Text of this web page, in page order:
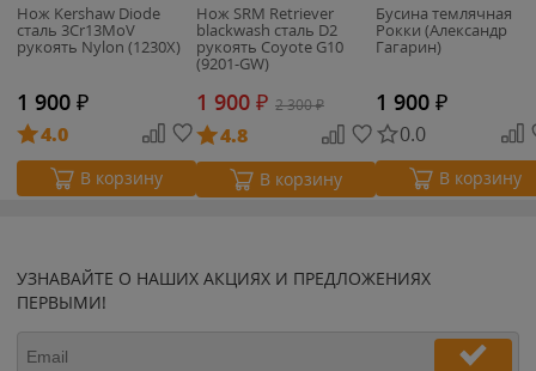
Нож Kershaw Diode
сталь 3Cr13MoV
рукоять Nylon (1230X)
1 900 ₽
4.0
В корзину
Нож SRM Retriever
blackwash сталь D2
рукоять Coyote G10
(9201-GW)
1 900 ₽ 2 300₽
4.8
В корзину
Бусина темлячная
Рокки (Александр
Гагарин)
1 900 ₽
0.0
В корзину
УЗНАВАЙТЕ О НАШИХ АКЦИЯХ И ПРЕДЛОЖЕНИЯХ
ПЕРВЫМИ!